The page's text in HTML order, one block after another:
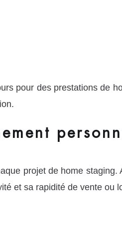
pour des prestations de
projet de home
et sa rapidité de vente ou